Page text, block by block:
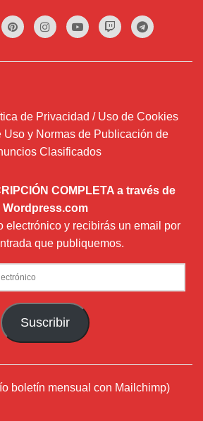
de Privacidad / Uso de Cookies
Uso y Normas de Publicación de
Clasificados
COMPLETA a través de
Wordpress.com
electrónico y recibirás un email por
que publiquemos.
Suscribir
boletín mensual con Mailchimp)